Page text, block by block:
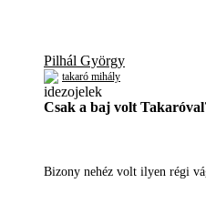
Pilhál György
takaró mihály
Csak a baj volt
Bizony nehéz volt ilyen régi